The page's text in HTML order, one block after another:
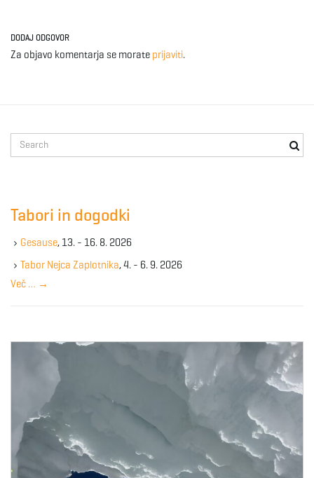
DODAJ ODGOVOR
Za objavo komentarja se morate prijaviti.
e
e
y
w
r
Tabori in dogodki
Gesause, 13. - 16. 8. 2026
Tabor Nejca Zaplotnika, 4. - 6. 9. 2026
Več … →